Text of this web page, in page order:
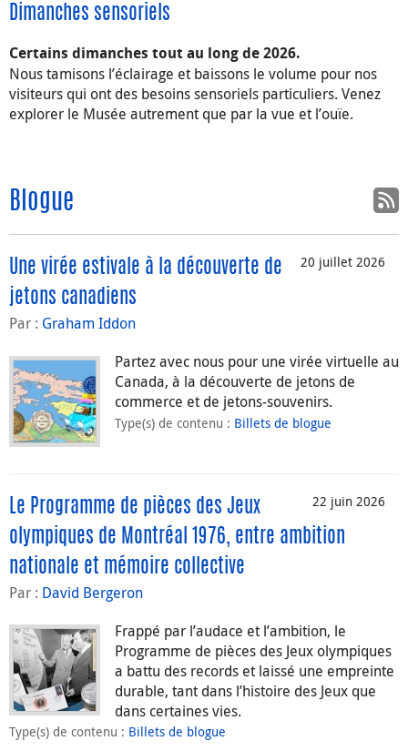
Dimanches sensoriels
Certains dimanches tout au long de 2026.
Nous tamisons l’éclairage et baissons le volume pour nos
visiteurs qui ont des besoins sensoriels particuliers. Venez
explorer le Musée autrement que par la vue et l’ouïe.
Blogue
20 juillet 2026
Une virée estivale à la découverte de
jetons canadiens
Par : Graham Iddon
Partez avec nous pour une virée virtuelle au
Canada, à la découverte de jetons de
commerce et de jetons-souvenirs.
Type(s) de contenu : Billets de blogue
22 juin 2026
Le Programme de pièces des Jeux
olympiques de Montréal 1976, entre ambition
nationale et mémoire collective
Par : David Bergeron
Frappé par l’audace et l’ambition, le
Programme de pièces des Jeux olympiques
a battu des records et laissé une empreinte
durable, tant dans l’histoire des Jeux que
dans certaines vies.
Type(s) de contenu : Billets de blogue